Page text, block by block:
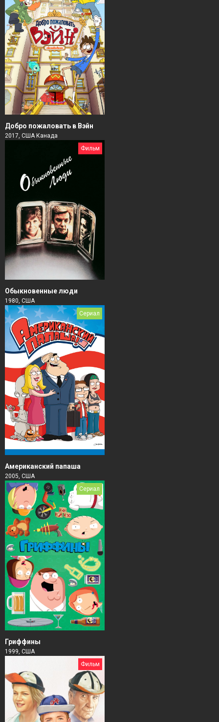
Добро пожаловать в Вэйн
2017, США Канада
Фильм
Обыкновенные люди
1980, США
Сериал
Американский папаша
2005, США
Сериал
Гриффины
1999, США
Фильм